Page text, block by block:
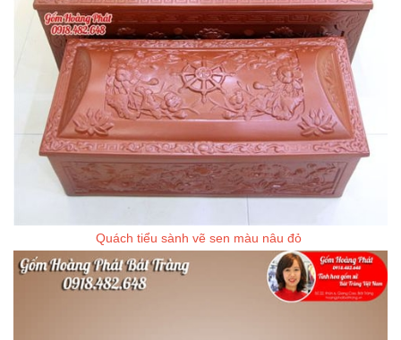
Quách tiểu sành vẽ sen màu nâu đỏ